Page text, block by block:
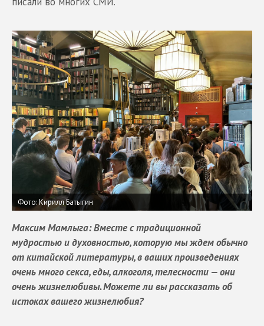
Фото: Кирилл Батыгин
Максим Мамлыга: Вместе с традиционной
мудростью и духовностью, которую мы ждем обычно
от китайской литературы, в ваших произведениях
очень много секса, еды, алкоголя, телесности — они
очень жизнелюбивы. Можете ли вы рассказать об
истоках вашего жизнелюбия?